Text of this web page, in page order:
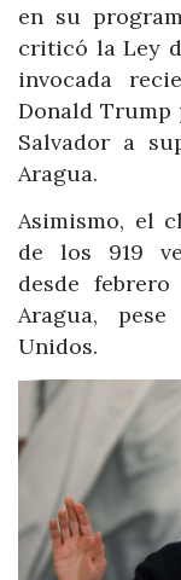
en su
criticó la Ley
invocada
Donald Trump
Salvador a
Aragua.
Asimismo, el
de los 919
desde
Aragua,
Unidos.